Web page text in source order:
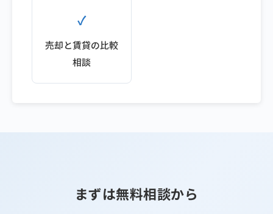
売却と賃貸の比較
相談
まずは無料相談から